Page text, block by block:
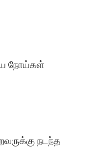
நோய்கள்
நடந்த